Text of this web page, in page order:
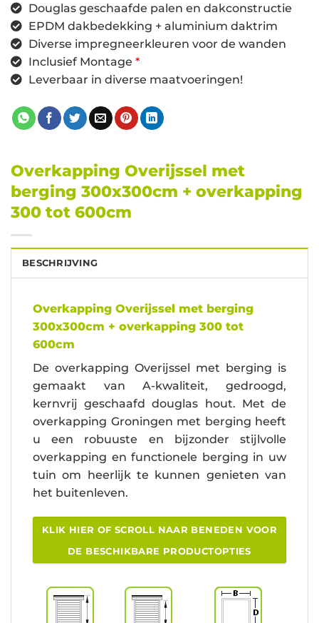
Douglas geschaafde palen en dakconstructie
EPDM dakbedekking + aluminium daktrim
Diverse impregneerkleuren voor de wanden
Inclusief Montage *
Leverbaar in diverse maatvoeringen!
Overkapping Overijssel met
berging 300x300cm + overkapping
300 tot 600cm
BESCHRIJVING
Overkapping Overijssel met berging
300x300cm + overkapping 300 tot
600cm
De overkapping Overijssel met berging is
gemaakt van A-kwaliteit, gedroogd,
kernvrij geschaafd douglas hout. Met de
overkapping Groningen met berging heeft
u een robuuste en bijzonder stijlvolle
overkapping en functionele berging in uw
tuin om heerlijk te kunnen genieten van
het buitenleven.
KLIK HIER OF SCROLL NAAR BENEDEN VOOR
DE BESCHIKBARE PRODUCTOPTIES